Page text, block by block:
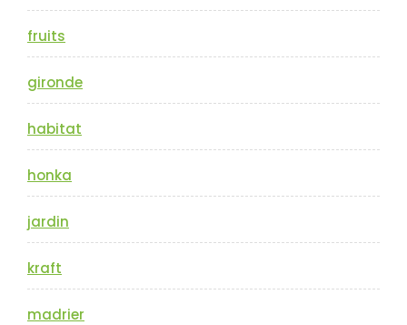
fruits
gironde
habitat
honka
jardin
kraft
madrier